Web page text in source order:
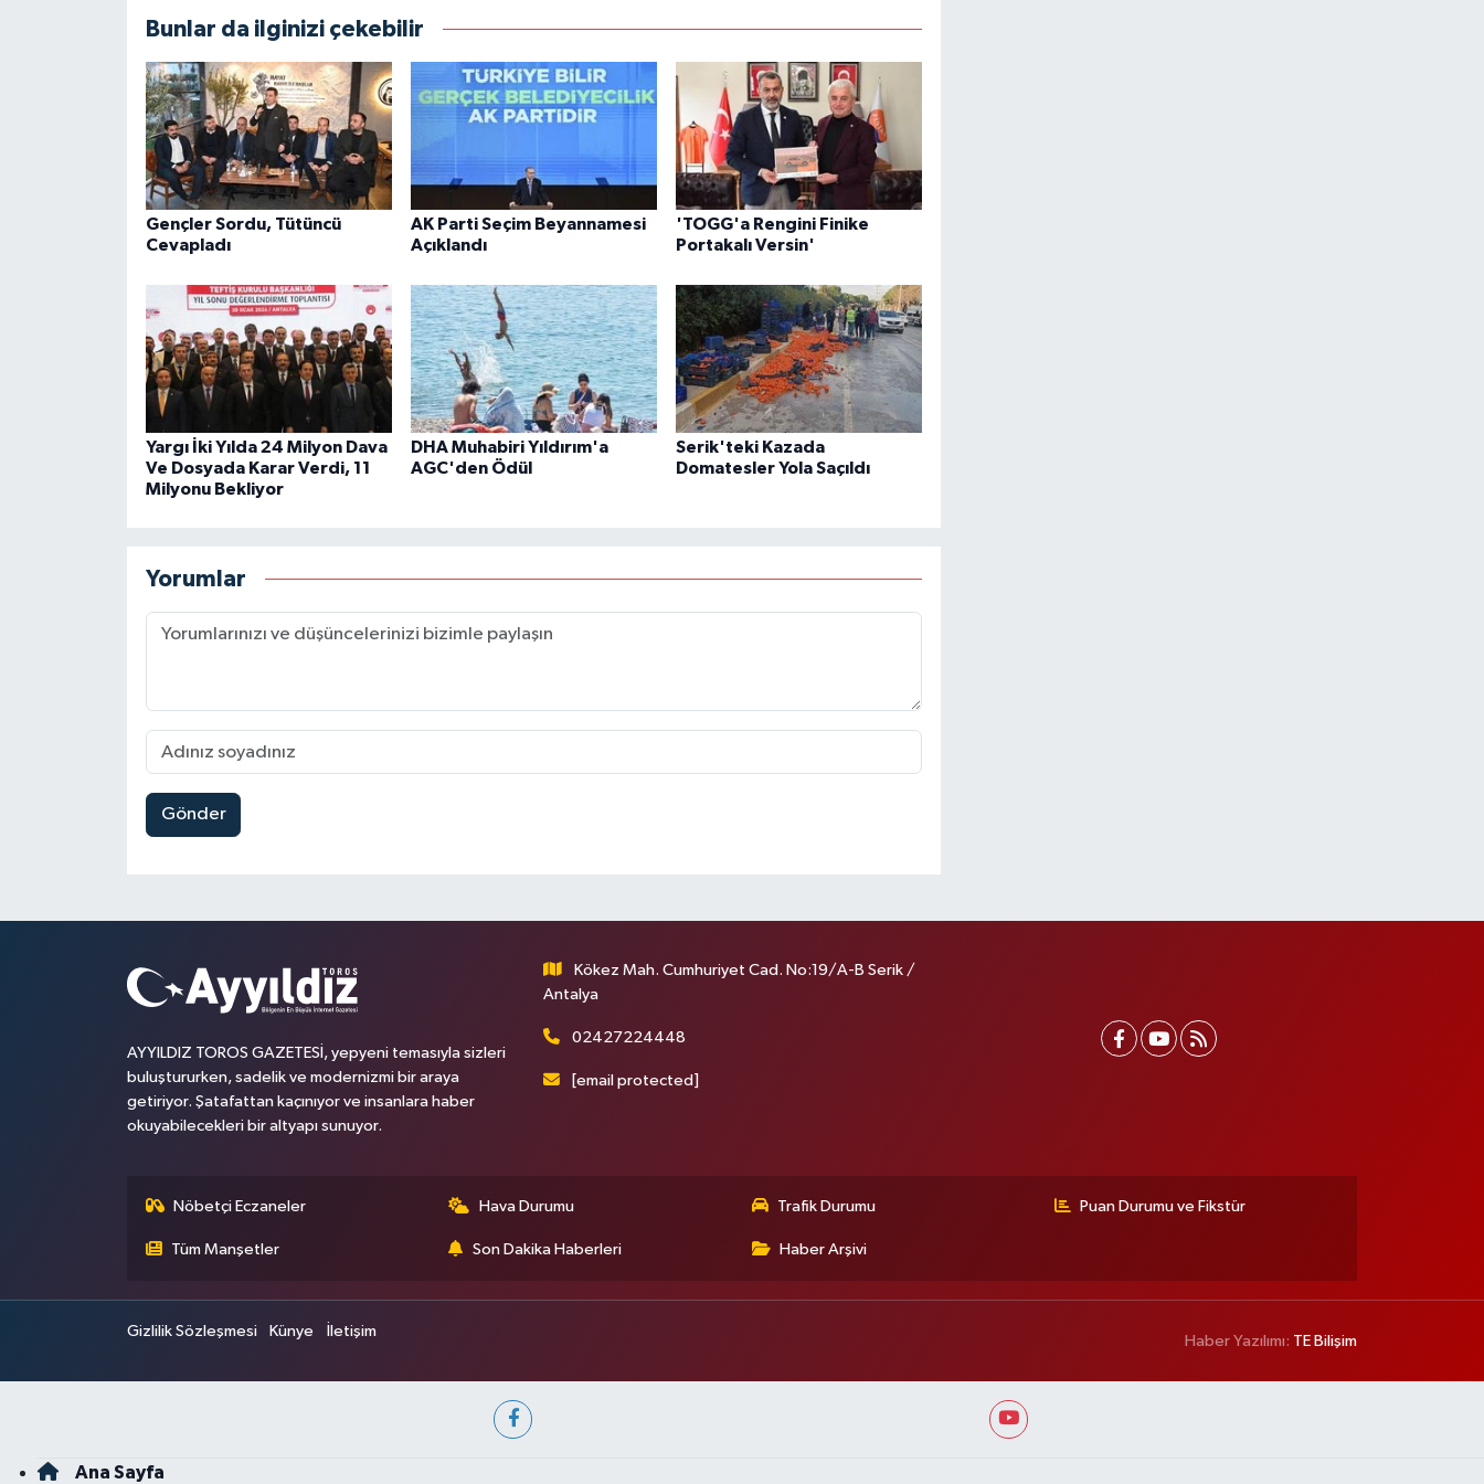
Bunlar da ilginizi çekebilir
Gençler Sordu, Tütüncü
Cevapladı
AK Parti Seçim Beyannamesi
Açıklandı
'TOGG'a Rengini Finike
Portakalı Versin'
Yargı İki Yılda 24 Milyon Dava
Ve Dosyada Karar Verdi, 11
Milyonu Bekliyor
DHA Muhabiri Yıldırım'a
AGC'den Ödül
Serik'teki Kazada
Domatesler Yola Saçıldı
Yorumlar
Gönder
AYYILDIZ TOROS GAZETESİ, yepyeni temasıyla sizleri
buluştururken, sadelik ve modernizmi bir araya
getiriyor. Şatafattan kaçınıyor ve insanlara haber
okuyabilecekleri bir altyapı sunuyor.
Kökez Mah. Cumhuriyet Cad. No:19/A-B Serik /
Antalya
02427224448
[email protected]
Nöbetçi Eczaneler Hava Durumu Trafik Durumu Puan Durumu ve Fikstür
Tüm Manşetler Son Dakika Haberleri Haber Arşivi
Gizlilik Sözleşmesi Künye İletişim
Haber Yazılımı: TE Bilişim
Ana Sayfa